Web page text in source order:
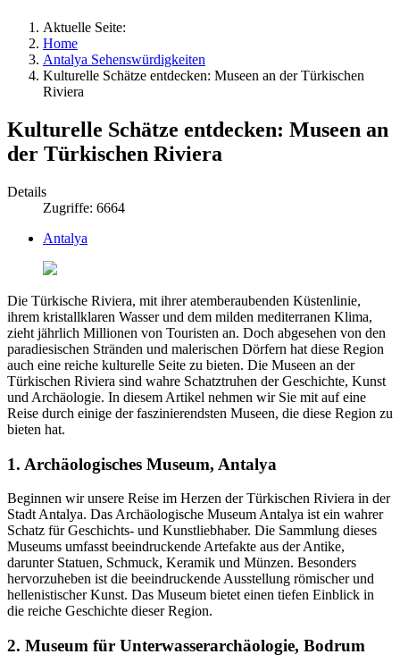
Aktuelle Seite:
Home
Antalya Sehenswürdigkeiten
Kulturelle Schätze entdecken: Museen an der Türkischen
Riviera
Kulturelle Schätze entdecken: Museen an
der Türkischen Riviera
Details
Zugriffe: 6664
Antalya
Die Türkische Riviera, mit ihrer atemberaubenden Küstenlinie,
ihrem kristallklaren Wasser und dem milden mediterranen Klima,
zieht jährlich Millionen von Touristen an. Doch abgesehen von den
paradiesischen Stränden und malerischen Dörfern hat diese Region
auch eine reiche kulturelle Seite zu bieten. Die Museen an der
Türkischen Riviera sind wahre Schatztruhen der Geschichte, Kunst
und Archäologie. In diesem Artikel nehmen wir Sie mit auf eine
Reise durch einige der faszinierendsten Museen, die diese Region zu
bieten hat.
1. Archäologisches Museum, Antalya
Beginnen wir unsere Reise im Herzen der Türkischen Riviera in der
Stadt Antalya. Das Archäologische Museum Antalya ist ein wahrer
Schatz für Geschichts- und Kunstliebhaber. Die Sammlung dieses
Museums umfasst beeindruckende Artefakte aus der Antike,
darunter Statuen, Schmuck, Keramik und Münzen. Besonders
hervorzuheben ist die beeindruckende Ausstellung römischer und
hellenistischer Kunst. Das Museum bietet einen tiefen Einblick in
die reiche Geschichte dieser Region.
2. Museum für Unterwasserarchäologie, Bodrum